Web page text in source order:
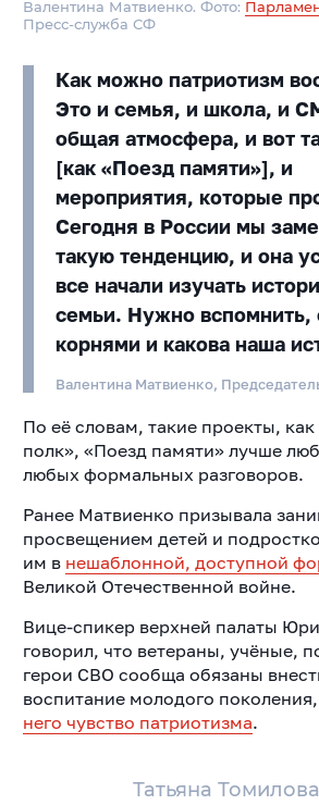
Татьяна Томилова
Валентина Матвиенко. Фото:
Пресс-служба СФ
Как можно патриотизм
Это и семья, и школа, и
общая атмосфера, и вот
[как «Поезд памяти»], и
мероприятия, которые
Сегодня в России мы
такую тенденцию, и она
все начали изучать
семьи. Нужно вспомнить,
корнями и какова наша
Валентина Матвиенко,
По её словам, такие проекты,
полк», «Поезд памяти» лучше
любых формальных разговоров.
Ранее Матвиенко призывала
просвещением детей и
им в нешаблонной, доступной
Великой Отечественной войне.
Вице-спикер верхней палаты
говорил, что ветераны, учёные,
герои СВО сообща обязаны
воспитание молодого поколения,
него чувство патриотизма.